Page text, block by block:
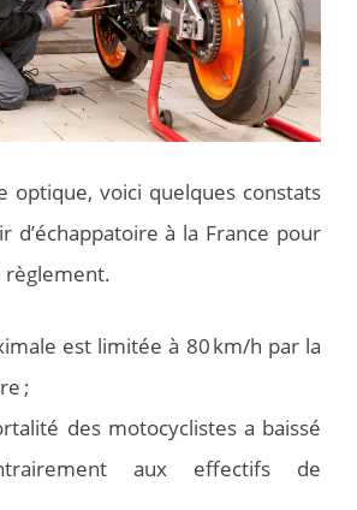
optique, voici quelques constats
d’échappatoire à la France pour
règlement.
est limitée à 80 km/h par la
;
des motocyclistes a baissé
aux effectifs de